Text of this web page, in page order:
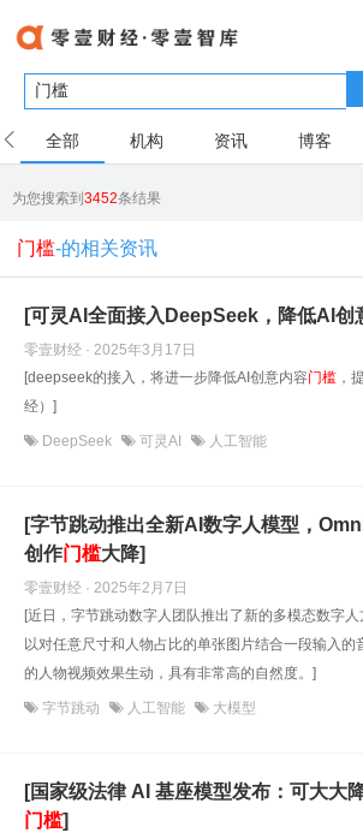
全部 机构 资讯 博客
为您搜索到3452条结果
门槛-的相关资讯
[可灵AI全面接入DeepSeek，降低AI创
零壹财经 · 2025年3月17日
[deepseek的接入，将进一步降低AI创意内容门槛 ，
经）]
DeepSeek 可灵AI 人工智能
[字节跳动推出全新AI数字人模型，
创作门槛大降]
零壹财经 · 2025年2月7日
[近日，字节跳动数字人团队推出了新的多模态数字
以对任意尺寸和人物占比的单张图片结合一段输入的
的人物视频效果生动，具有非常高的自然度。]
字节跳动 人工智能 大模型
[国家级法律 AI 基座模型发布：可大大
门槛]